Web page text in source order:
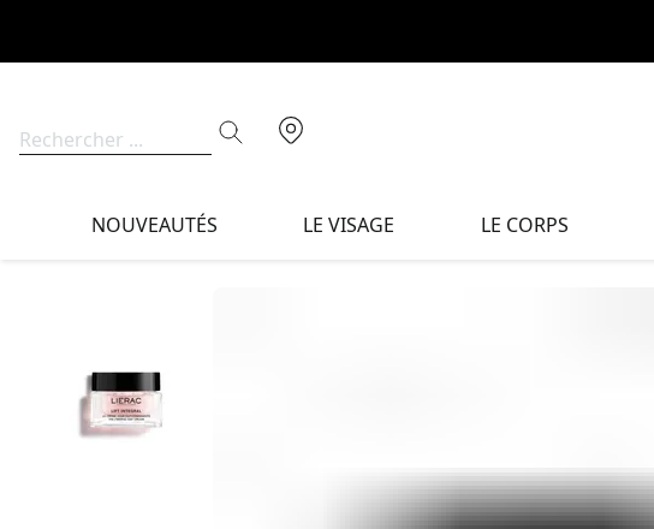
NOUVEAUTÉS LE VISAGE LE CORPS